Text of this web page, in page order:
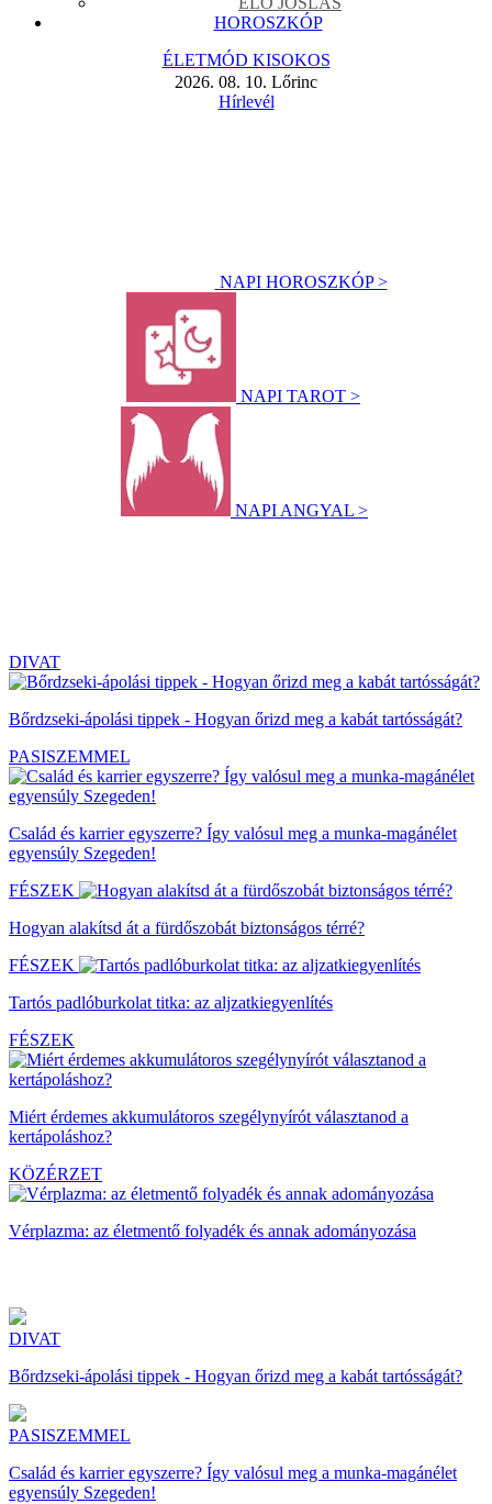
HOROSZKÓP
ÉLETMÓD KISOKOS
2026. 08. 10. Lőrinc
Hírlevél
NAPI HOROSZKÓP >
NAPI TAROT >
NAPI ANGYAL >
DIVAT
Bőrdzseki-ápolási tippek - Hogyan őrizd meg a kabát tartósságát?
PASISZEMMEL
Család és karrier egyszerre? Így valósul meg a munka-magánélet
egyensúly Szegeden!
FÉSZEK
Hogyan alakítsd át a fürdőszobát biztonságos térré?
FÉSZEK
Tartós padlóburkolat titka: az aljzatkiegyenlítés
FÉSZEK
Miért érdemes akkumulátoros szegélynyírót választanod a
kertápoláshoz?
KÖZÉRZET
Vérplazma: az életmentő folyadék és annak adományozása
DIVAT
Bőrdzseki-ápolási tippek - Hogyan őrizd meg a kabát tartósságát?
PASISZEMMEL
Család és karrier egyszerre? Így valósul meg a munka-magánélet
egyensúly Szegeden!